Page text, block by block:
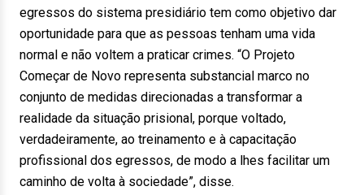
egressos do sistema presidiário tem como objetivo dar
oportunidade para que as pessoas tenham uma vida
normal e não voltem a praticar crimes. “O Projeto
Começar de Novo representa substancial marco no
conjunto de medidas direcionadas a transformar a
realidade da situação prisional, porque voltado,
verdadeiramente, ao treinamento e à capacitação
profissional dos egressos, de modo a lhes facilitar um
caminho de volta à sociedade”, disse.